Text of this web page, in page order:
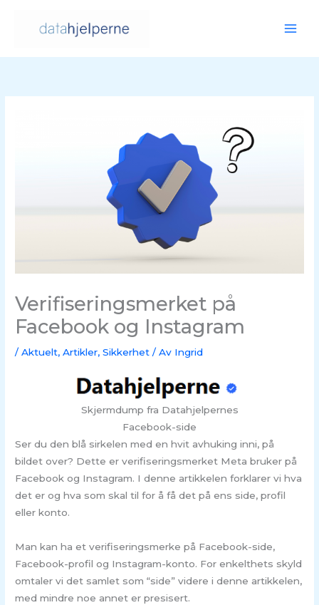
innholdet
Verifiseringsmerket på
Facebook og Instagram
/Aktuelt,Artikler,Sikkerhet / Av Ingrid
Skjermdump fra Datahjelpernes
Facebook-side
Ser du den blå sirkelen med en hvit avhuking inni, på
bildet over? Dette er verifiseringsmerket Meta bruker på
Facebook og Instagram. I denne artikkelen forklarer vi hva
det er og hva som skal til for å få det på ens side, profil
eller konto.
Man kan ha et verifiseringsmerke på Facebook-side,
Facebook-profil og Instagram-konto. For enkelthets skyld
omtaler vi det samlet som “side” videre i denne artikkelen,
med mindre noe annet er presisert.